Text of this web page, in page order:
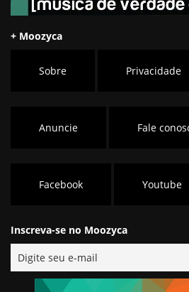
+ Moozyca
Sobre Privacidade
Anuncie Fale
Facebook Youtube
Inscreva-se no Moozyca